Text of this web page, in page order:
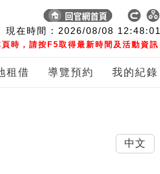
現在時間 : 2026/08/08 12:48:01
時，請按F5取得最新時間及活動資訊
租借 導覽預約 我的紀錄